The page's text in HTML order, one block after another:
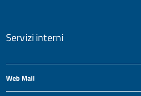
Servizi interni
Web Mail